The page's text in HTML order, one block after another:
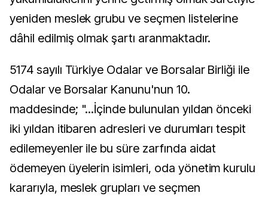
yeniden meslek grubu ve seçmen listelerine
dâhil edilmiş olmak şartı aranmaktadır.
5174 sayılı Türkiye Odalar ve Borsalar Birliği ile
Odalar ve Borsalar Kanunu'nun 10.
maddesinde; "...İçinde bulunulan yıldan önceki
iki yıldan itibaren adresleri ve durumları tespit
edilemeyenler ile bu süre zarfında aidat
ödemeyen üyelerin isimleri, oda yönetim kurulu
kararıyla, meslek grupları ve seçmen